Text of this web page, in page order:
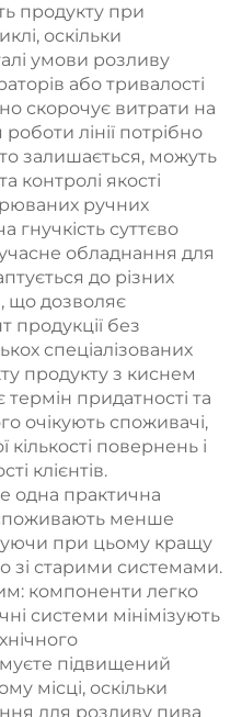
продукту при
оскільки
умови розливу
або тривалості
скорочує витрати на
лінії потрібно
залишається, можуть
контролі якості
ручних
суттєво
обладнання для
до різних
що дозволяє
без
спеціалізованих
продукту з киснем
придатності та
очікують споживачі,
повернень і
клієнтів.
одна практична
менше
при цьому кращу
зі старими системами.
компоненти легко
системи мінімізують
підвищений
місці, оскільки
для розливу пива